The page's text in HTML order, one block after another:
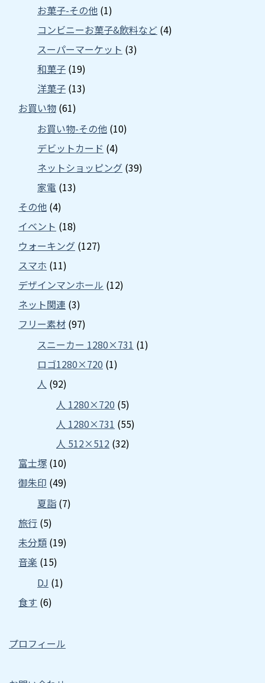
お菓子-その他 (1)
コンビニーお菓子&飲料など (4)
スーパーマーケット (3)
和菓子 (19)
洋菓子 (13)
お買い物 (61)
お買い物-その他 (10)
デビットカード (4)
ネットショッピング (39)
家電 (13)
その他 (4)
イベント (18)
ウォーキング (127)
スマホ (11)
デザインマンホール (12)
ネット関連 (3)
フリー素材 (97)
スニーカー 1280×731 (1)
ロゴ1280×720 (1)
人 (92)
人 1280×720 (5)
人 1280×731 (55)
人 512×512 (32)
富士塚 (10)
御朱印 (49)
夏詣 (7)
旅行 (5)
未分類 (19)
音楽 (15)
DJ (1)
食す (6)
プロフィール